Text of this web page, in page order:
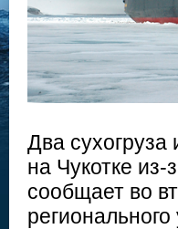
Два сухогруза
на Чукотке
сообщает во